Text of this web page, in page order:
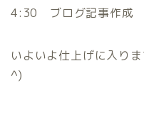
4:30 ブログ記事作成
いよいよ仕上げに入り
^)